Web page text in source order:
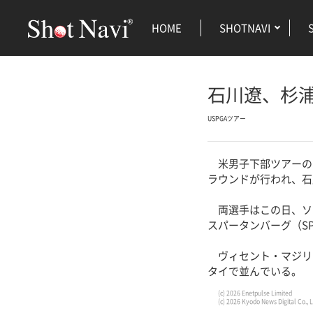
HOME SHOTNAVI
石川遼、杉
USPGAツアー
米男子下部ツアー
ラウンドが行われ、
両選手はこの日、
スパータンバーグ（
ヴィセント・マジ
タイで並んでいる。
(c) 2026 Enetpulse Limited
(c) 2026 Kyodo News Digital Co.,